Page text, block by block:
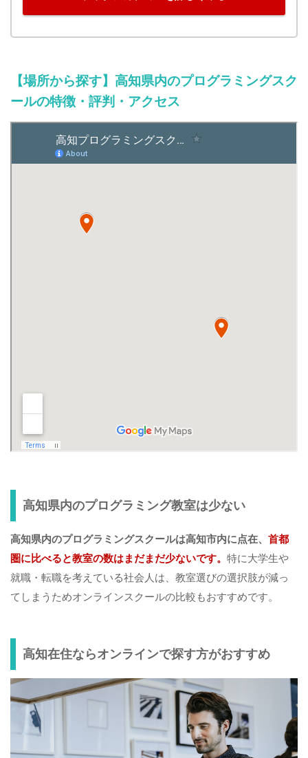
【場所から探す】高知県内のプログラミングスク
ールの特徴・評判・アクセス
高知県内のプログラミング教室は少ない
高知県内のプログラミングスクールは高知市内に点在、 首都
圏に比べると教室の数はまだまだ少ないです。 特に大学生や
就職・転職を考えている社会人は、教室選びの選択肢が減っ
てしまうためオンラインスクールの比較もおすすめです。
高知在住ならオンラインで探す方がおすすめ